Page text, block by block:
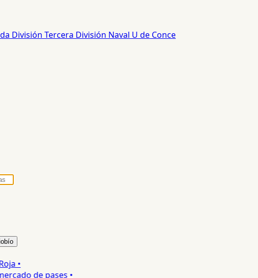
División Tercera División Naval U de Conce
•
de pases •